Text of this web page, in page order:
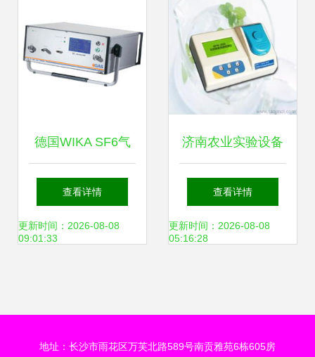
德国WIKA SF6气
体综合分析仪 电力
仪表领域的精密之
查看详情
更新时间：2026-08-08
09:01:33
济南农业实验设备
批发 可靠厂家货源
与教学仪器供应指
查看详情
更新时间：2026-08-08
05:16:28
地址：长沙市雨花区万芙北路589号南贡雅苑6栋605房